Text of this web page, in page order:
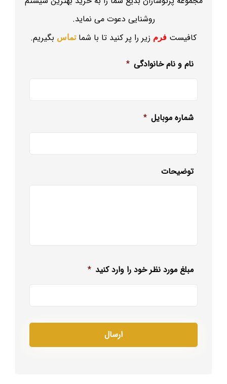
روشنایی دعوت می نماید.
کافیست فرم زیر را پر کنید تا با شماتماس بگیریم.
نام و نام خانوادگی *
شماره موبایل *
توضیحات
مبلغ مورد نظر خود را وارد کنید *